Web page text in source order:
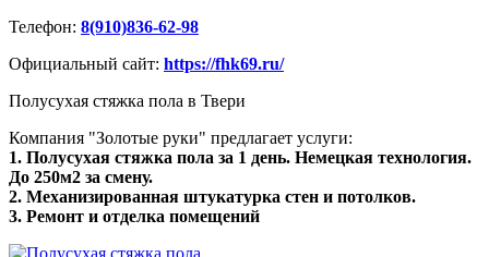
Телефон: 8(910)836-62-98
Официальный сайт: https://fhk69.ru/
Полусухая стяжка пола в Твери
Компания "Золотые руки" предлагает услуги:
1. Полусухая стяжка пола за 1 день. Немецкая технология.
До 250м2 за смену.
2. Механизированная штукатурка стен и потолков.
3. Ремонт и отделка помещений